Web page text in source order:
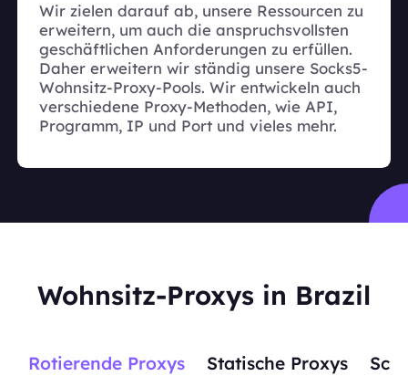
Wir zielen darauf ab, unsere Ressourcen zu
erweitern, um auch die anspruchsvollsten
geschäftlichen Anforderungen zu erfüllen.
Daher erweitern wir ständig unsere Socks5-
Wohnsitz-Proxy-Pools. Wir entwickeln auch
verschiedene Proxy-Methoden, wie API,
Programm, IP und Port und vieles mehr.
Wohnsitz-Proxys in Brazil
Rotierende Proxys Statische Proxys